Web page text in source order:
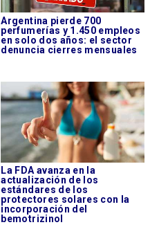
Argentina pierde 700
perfumerías y 1.450 empleos
en solo dos años: el sector
denuncia cierres mensuales
La FDA avanza en la
actualización de los
estándares de los
protectores solares con la
incorporación del
bemotrizinol